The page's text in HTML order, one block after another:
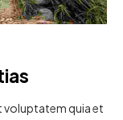
voluptatem quia et